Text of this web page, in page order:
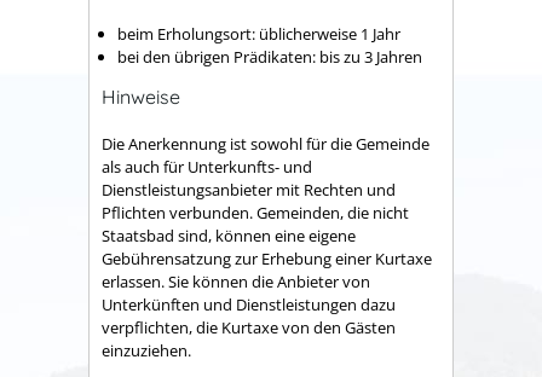
beim Erholungsort: üblicherweise 1 Jahr
bei den übrigen Prädikaten: bis zu 3 Jahren
Hinweise
Die Anerkennung ist sowohl für die Gemeinde
als auch für Unterkunfts- und
Dienstleistungsanbieter mit Rechten und
Pflichten verbunden. Gemeinden, die nicht
Staatsbad sind, können eine eigene
Gebührensatzung zur Erhebung einer Kurtaxe
erlassen. Sie können die Anbieter von
Unterkünften und Dienstleistungen dazu
verpflichten, die Kurtaxe von den Gästen
einzuziehen.